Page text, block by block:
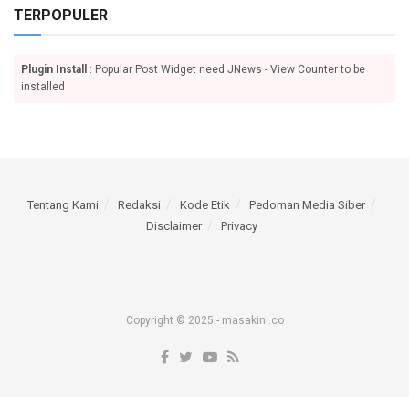
TERPOPULER
Plugin Install
: Popular Post Widget need JNews - View Counter to be
installed
Tentang Kami Redaksi Kode Etik
Pedoman Media Siber
Disclaimer
Privacy
Copyright © 2025 - masakini.co